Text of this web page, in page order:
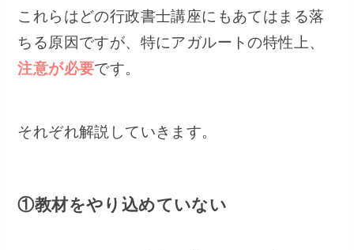
これらはどの行政書士講座にもあてはまる落
ちる原因ですが、特にアガルートの特性上、
注意が必要です。
それぞれ解説していきます。
①教材をやり込めていない